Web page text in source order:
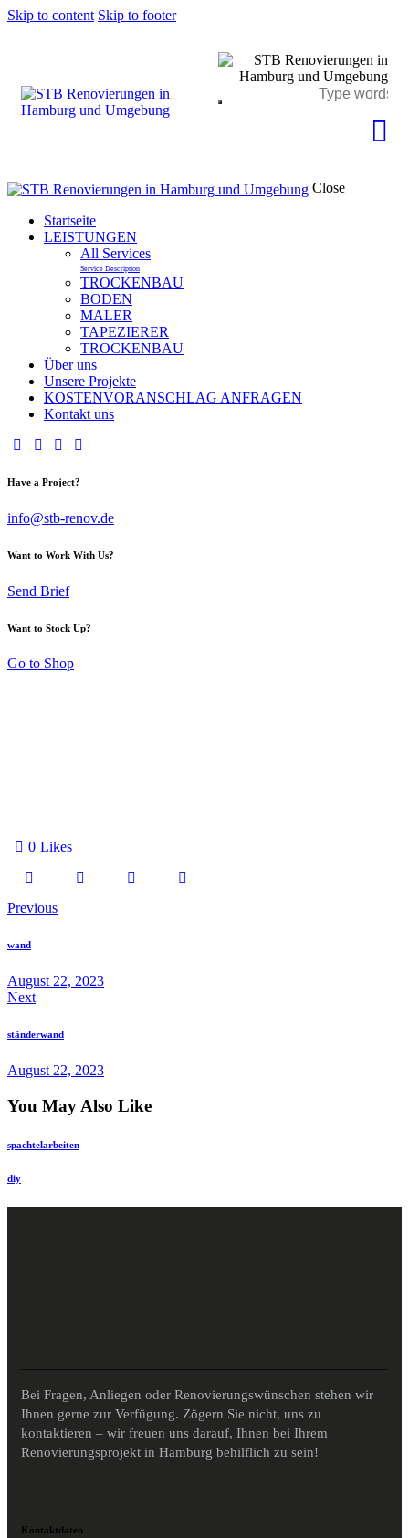
Skip to content Skip to footer
Close
Startseite
LEISTUNGEN
All Services
Service Description
TROCKENBAU
BODEN
MALER
TAPEZIERER
TROCKENBAU
Über uns
Unsere Projekte
KOSTENVORANSCHLAG ANFRAGEN
Kontakt uns
Have a Project?
info@stb-renov.de
Want to Work With Us?
Send Brief
Want to Stock Up?
Go to Shop
0 Likes
Previous
wand
August 22, 2023
Next
ständerwand
August 22, 2023
You May Also Like
spachtelarbeiten
diy
Bei Fragen, Anliegen oder Renovierungswünschen stehen wir
Ihnen gerne zur Verfügung. Zögern Sie nicht, uns zu
kontaktieren – wir freuen uns darauf, Ihnen bei Ihrem
Renovierungsprojekt in Hamburg behilflich zu sein!
Kontaktdaten